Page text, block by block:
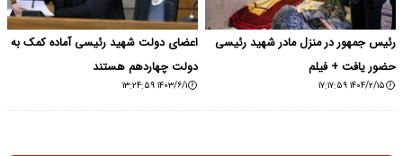
رئیس جمهور در منزل مادر شهید رئیسی
حضور یافت + فیلم
۱۴۰۴/۲/۱۵ ۱۷:۱۷:۵۹
اعضای دولت شهید رئیسی آماده کمک به
دولت چهاردهم هستند
۱۴۰۳/۶/۱ ۱۳:۲۴:۵۹